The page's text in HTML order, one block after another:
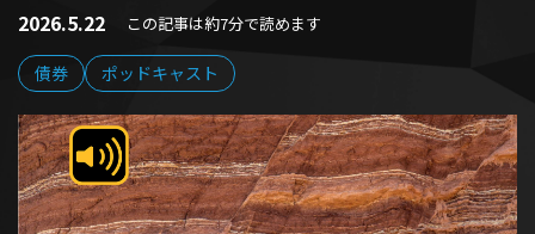
2026.5.22 この記事は約7分で読めます
債券 ポッドキャスト